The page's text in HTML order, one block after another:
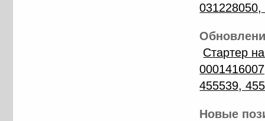
Стартер
455539,
Новые